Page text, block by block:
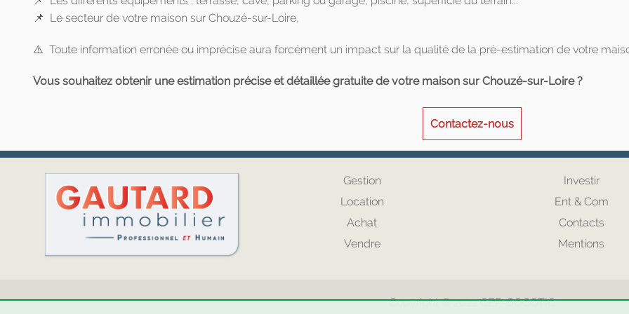
📌 Le secteur de votre maison sur Chouzé-sur-Loire,
⚠️ Toute information erronée ou imprécise aura forcément un impact sur la qualité de la pré-estimation de votre
Vous souhaitez obtenir une estimation précise et détaillée gratuite de votre maison sur Chouzé-sur-Loire ?
Contactez-nous
Gestion
Location
Achat
Vendre
Investir
Ent & Com
Contacts
Mentions
Copyright © 2022CEP-SOCOTIC